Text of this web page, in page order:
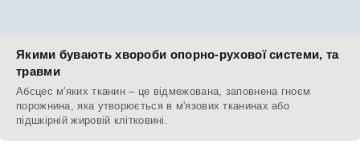
Якими бувають хвороби опорно-рухової системи, та
травми
Абсцес м'яких тканин – це відмежована, заповнена гноєм
порожнина, яка утворюється в м'язових тканинах або
підшкірній жировій клітковині.